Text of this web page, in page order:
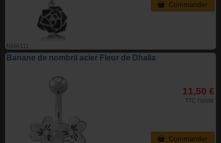
NMA111
Commander
Banane de nombril acier Fleur de Dhalia
11,50 €
TTC l'unite
Commander